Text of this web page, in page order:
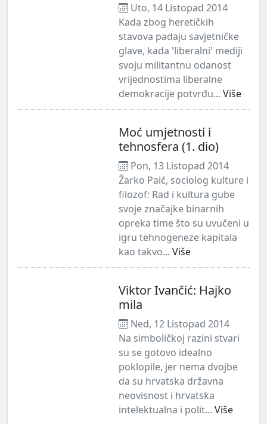
Uto, 14 Listopad 2014
Kada zbog heretičkih
stavova padaju savjetničke
glave, kada 'liberalni' mediji
svoju militantnu odanost
vrijednostima liberalne
demokracije potvrđu... Više
Moć umjetnosti i
tehnosfera (1. dio)
Pon, 13 Listopad 2014
Žarko Paić, sociolog kulture i
filozof: Rad i kultura gube
svoje značajke binarnih
opreka time što su uvučeni u
igru tehnogeneze kapitala
kao takvo... Više
Viktor Ivančić: Hajko
mila
Ned, 12 Listopad 2014
Na simboličkoj razini stvari
su se gotovo idealno
poklopile, jer nema dvojbe
da su hrvatska državna
neovisnost i hrvatska
intelektualna i polit... Više